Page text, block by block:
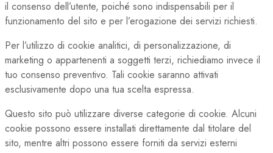
il consenso dell’utente, poiché sono indispensabili per il
funzionamento del sito e per l’erogazione dei servizi richiesti.
Per l’utilizzo di cookie analitici, di personalizzazione, di
marketing o appartenenti a soggetti terzi, richiediamo invece il
tuo consenso preventivo. Tali cookie saranno attivati
esclusivamente dopo una tua scelta espressa.
Questo sito può utilizzare diverse categorie di cookie. Alcuni
cookie possono essere installati direttamente dal titolare del
sito, mentre altri possono essere forniti da servizi esterni